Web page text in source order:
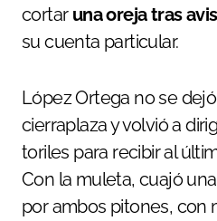
cortar una oreja tras
su cuenta particular.
López Ortega no se
cierraplaza y volvió a
toriles para recibir al
Con la muleta, cuajó
por ambos pitones, con